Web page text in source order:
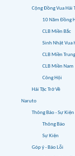
Cộng Đồng Vua Hải
10 Năm Đồng
CLB Miền Bắc
Sinh Nhật Vua
CLB Miền Trung
CLB Miền Nam
Công Hội
Hải Tặc Trở Về
Naruto
Thông Báo - Sự
Thông Báo
Sự Kiện
Góp ý - Báo Lỗi